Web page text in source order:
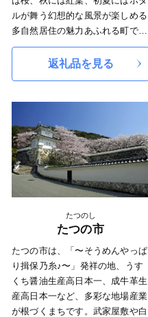
ルが舞う幻想的な風景が楽しめる
多自然居住の魅力あふれる町で
す。 多可町の歴史は古く奈良時
代に編まれた「播磨風土記」も記
載されており、その風土記に登場
鬼）」をモチーフとした「たか
坊」が町のＰＲをしています。
返礼品を見る
たつのし
たつの市
たつの市は、「〜そうめんやっぱ
り揖保乃糸♪〜」発祥の地、うす
くち醤油生産高日本一、成牛革生
産高日本一など、多彩な地場産業
が根づくまちです。武家屋敷や白